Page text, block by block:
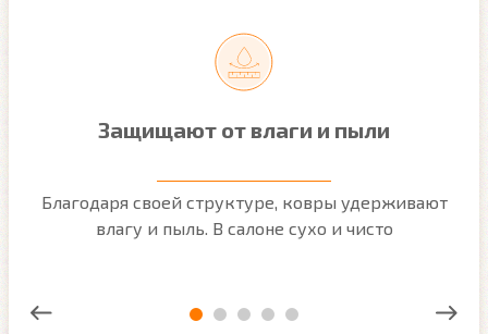
Защищают от влаги и пыли
Благодаря своей структуре, ковры удерживают
влагу и пыль. В салоне сухо и чисто